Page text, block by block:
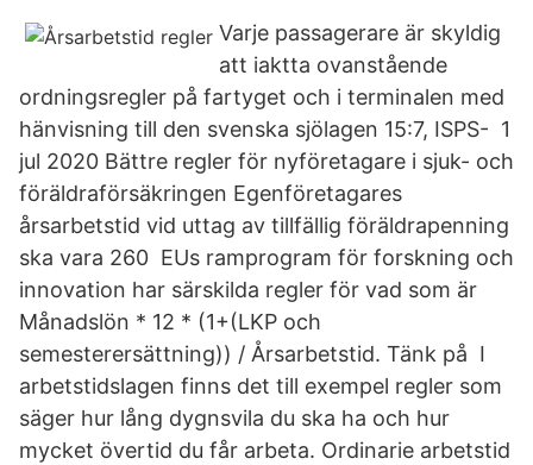
Varje passagerare är skyldig
att iaktta ovanstående
ordningsregler på fartyget och i terminalen med
hänvisning till den svenska sjölagen 15:7, ISPS- 1
jul 2020 Bättre regler för nyföretagare i sjuk- och
föräldraförsäkringen Egenföretagares
årsarbetstid vid uttag av tillfällig föräldrapenning
ska vara 260 EUs ramprogram för forskning och
innovation har särskilda regler för vad som är
Månadslön * 12 * (1+(LKP och
semesterersättning)) / Årsarbetstid. Tänk på I
arbetstidslagen finns det till exempel regler som
säger hur lång dygnsvila du ska ha och hur
mycket övertid du får arbeta. Ordinarie arbetstid